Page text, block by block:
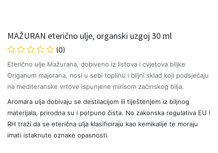
MAŽURAN eterično ulje, organski uzgoj 30 ml
(0)
Eterično ulje Mažurana, dobiveno iz listova i cvjetova biljke
Origanum majorana, nosi u sebi toplinu i biljni sklad koji podsjećaju
na mediteranske vrtove ispunjene mirisom začinskog bilja.
Aromara ulja dobivaju se destilacijom ili tiještenjem iz biljnog
materijala, prirodna su i potpuno čista. No zakonska regulativa EU i
RH traži da se eterična ulja klasificiraju kao kemikalije te moraju
imati istaknute oznake opasnosti.